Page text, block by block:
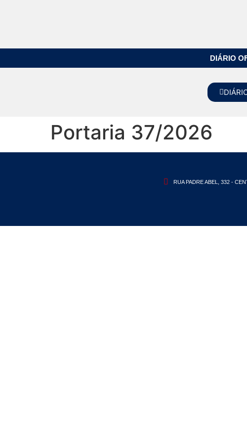
DIÁRIO
Portaria 37/2026
RUA PADRE ABEL, 332 -